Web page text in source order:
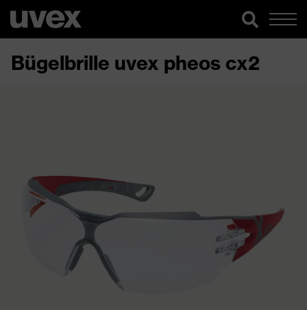
Bügelbrille uvex pheos cx2